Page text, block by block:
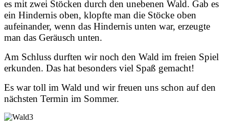
es mit zwei Stöcken durch den unebenen Wald. Gab es
ein Hindernis oben, klopfte man die Stöcke oben
aufeinander, wenn das Hindernis unten war, erzeugte
man das Geräusch unten.
Am Schluss durften wir noch den Wald im freien Spiel
erkunden. Das hat besonders viel Spaß gemacht!
Es war toll im Wald und wir freuen uns schon auf den
nächsten Termin im Sommer.